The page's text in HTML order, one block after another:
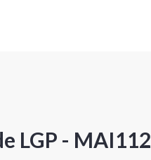
LGP - MAI112